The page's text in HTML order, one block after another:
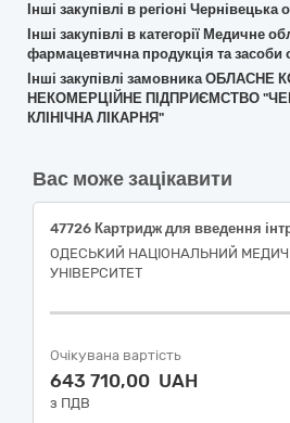
Інші закупівлі в регіоні Чернівецька
Інші закупівлі в категорії Медичне
фармацевтична продукція та засоби
Інші закупівлі замовника
НЕКОМЕРЦІЙНЕ ПІДПРИЄМСТВО
КЛІНІЧНА ЛІКАРНЯ"
Вас може зацікавити
ОДЕСЬКИЙ НАЦІОНАЛЬНИЙ
УНІВЕРСИТЕТ
Очікувана вартість
643 710,00 UAH
з ПДВ